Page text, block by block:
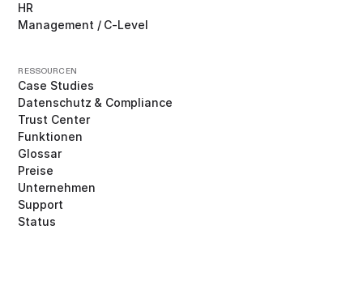
HR
Management / C-Level
RESSOURCEN
Case Studies
Datenschutz & Compliance
Trust Center
Funktionen
Glossar
Preise
Unternehmen
Support
Status